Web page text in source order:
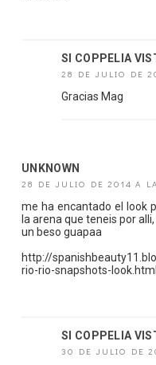
SI COPPELIA
28 DE JULIO DE
Gracias Mag
UNKNOWN
28 DE JULIO DE 2014 A
me ha encantado el look
la arena que teneis por
un beso guapaa
http://
rio-rio-snapshots-look.html
SI COPPELIA
30 DE JULIO DE